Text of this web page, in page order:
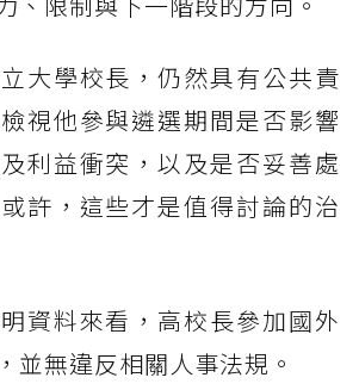
大學校長，仍然具有公共責
視他參與遴選期間是否影響
利益衝突，以及是否妥善處
許，這些才是值得討論的治
資料來看，高校長參加國外
並無違反相關人事法規。